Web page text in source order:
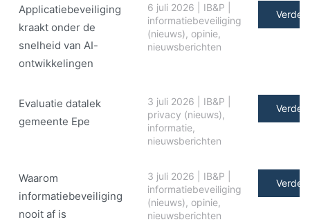
Applicatiebeveiliging
kraakt onder de
snelheid van AI-
ontwikkelingen
6 juli 2026 IB&P
informatiebeveiliging
(nieuws), opinie,
nieuwsberichten
Verder
Evaluatie datalek
gemeente Epe
3 juli 2026 IB&P
privacy (nieuws),
informatie,
nieuwsberichten
Verder
Waarom
informatiebeveiliging
nooit af is
3 juli 2026 IB&P
informatiebeveiliging
(nieuws), opinie,
nieuwsberichten
Verder